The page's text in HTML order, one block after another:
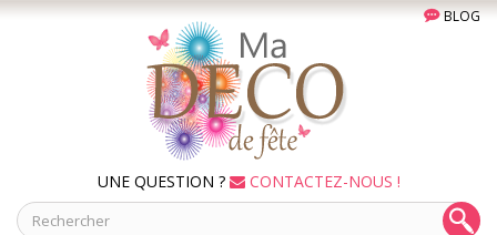
BLOG
UNE QUESTION ? CONTACTEZ-NOUS !